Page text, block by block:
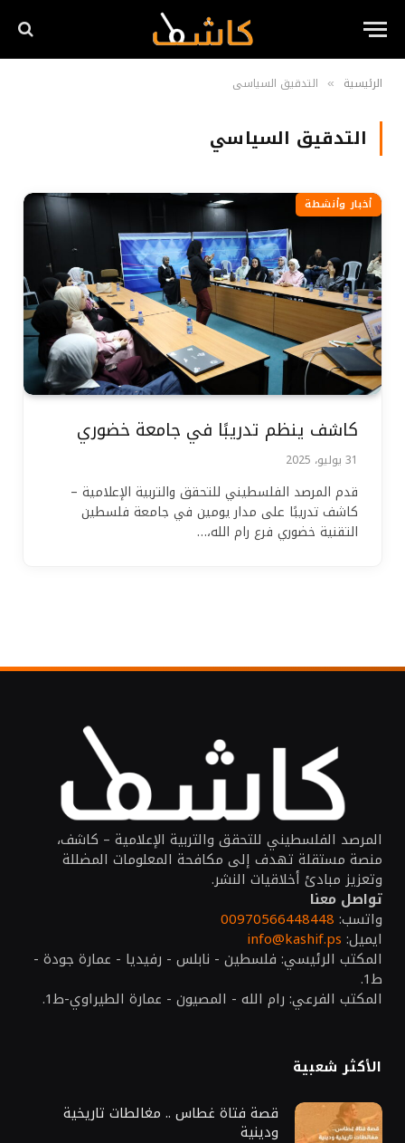
الرئيسية » التدقيق السياسي
التدقيق السياسي
أخبار وأنشطة
كاشف ينظم تدريبًا في جامعة خضوري
31 يوليو، 2025
قدم المرصد الفلسطيني للتحقق والتربية الإعلامية –
كاشف تدريبًا على مدار يومين في جامعة فلسطين
التقنية خضوري فرع رام الله،…
المرصد الفلسطيني للتحقق والتربية الإعلامية – كاشف،
منصة مستقلة تهدف إلى مكافحة المعلومات المضللة
وتعزيز مبادئ أخلاقيات النشر.
تواصل معنا
واتسب: 00970566448448
ايميل: info@kashif.ps
المكتب الرئيسي: فلسطين - نابلس - رفيديا - عمارة جودة -
ط1.
المكتب الفرعي: رام الله - المصيون - عمارة الطيراوي-ط1.
الأكثر شعبية
قصة فتاة غطاس .. مغالطات تاريخية
ودينية